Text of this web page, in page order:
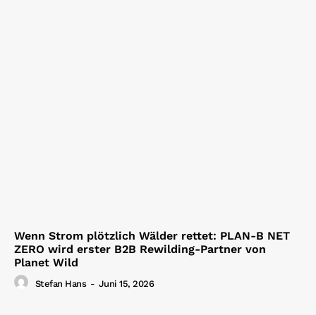
Wenn Strom plötzlich Wälder rettet: PLAN-B NET
ZERO wird erster B2B Rewilding-Partner von
Planet Wild
Stefan Hans - Juni 15, 2026